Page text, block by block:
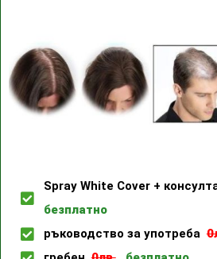
Spray White Cover +
безплатно
ръководство за употреба